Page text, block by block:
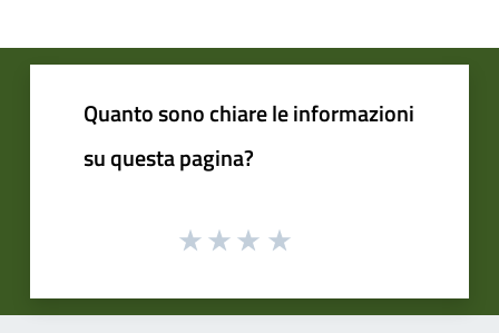
Quanto sono chiare le informazioni
su questa pagina?